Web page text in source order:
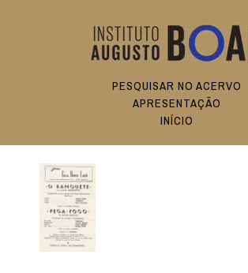
PESQUISAR NO ACERVO
APRESENTAÇÃO
INÍCIO